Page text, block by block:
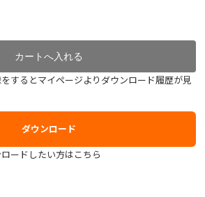
るとマイページよりダウンロード履歴が見
ダウンロード
ドしたい方はこちら